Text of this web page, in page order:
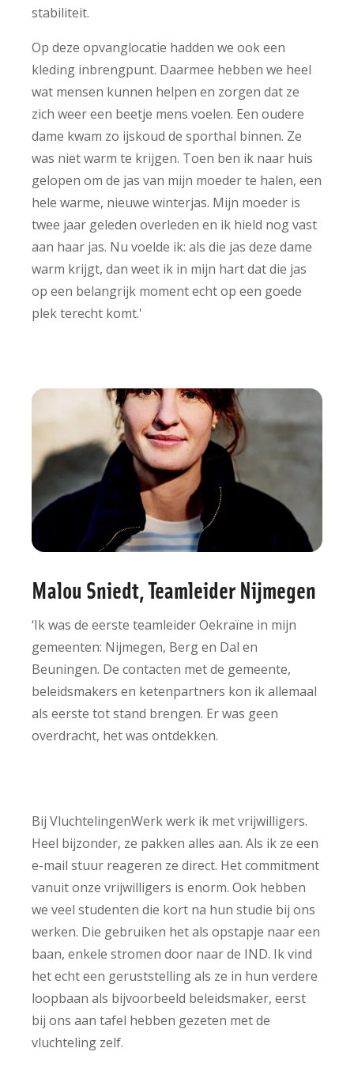
stabiliteit.
Op deze opvanglocatie hadden we ook een
kleding inbrengpunt. Daarmee hebben we heel
wat mensen kunnen helpen en zorgen dat ze
zich weer een beetje mens voelen. Een oudere
dame kwam zo ijskoud de sporthal binnen. Ze
was niet warm te krijgen. Toen ben ik naar huis
gelopen om de jas van mijn moeder te halen, een
hele warme, nieuwe winterjas. Mijn moeder is
twee jaar geleden overleden en ik hield nog vast
aan haar jas. Nu voelde ik: als die jas deze dame
warm krijgt, dan weet ik in mijn hart dat die jas
op een belangrijk moment echt op een goede
plek terecht komt.'
Malou Sniedt, Teamleider Nijmegen
‘Ik was de eerste teamleider Oekraïne in mijn
gemeenten: Nijmegen, Berg en Dal en
Beuningen. De contacten met de gemeente,
beleidsmakers en ketenpartners kon ik allemaal
als eerste tot stand brengen. Er was geen
overdracht, het was ontdekken.
Bij VluchtelingenWerk werk ik met vrijwilligers.
Heel bijzonder, ze pakken alles aan. Als ik ze een
e-mail stuur reageren ze direct. Het commitment
vanuit onze vrijwilligers is enorm. Ook hebben
we veel studenten die kort na hun studie bij ons
werken. Die gebruiken het als opstapje naar een
baan, enkele stromen door naar de IND. Ik vind
het echt een geruststelling als ze in hun verdere
loopbaan als bijvoorbeeld beleidsmaker, eerst
bij ons aan tafel hebben gezeten met de
vluchteling zelf.